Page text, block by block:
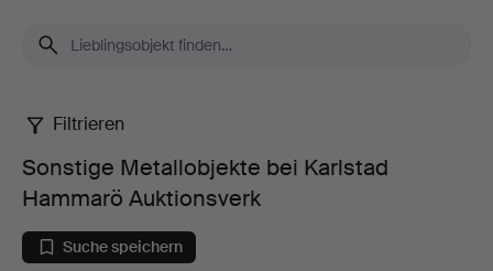
Sonstige
Metallobjekte
bei
Filtrieren
Sonstige Metallobjekte bei Karlstad
Hammarö Auktionsverk
Suche speichern